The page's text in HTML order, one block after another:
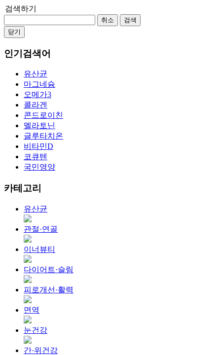
검색하기
취소
검색
닫기
인기검색어
유산균
마그네슘
오메가3
콜라겐
콘드로이친
멜라토닌
글루타치온
비타민D
코큐텐
국민영양
카테고리
유산균
관절·연골
이너뷰티
다이어트·슬림
피로개선·활력
면역
눈건강
간·위건강